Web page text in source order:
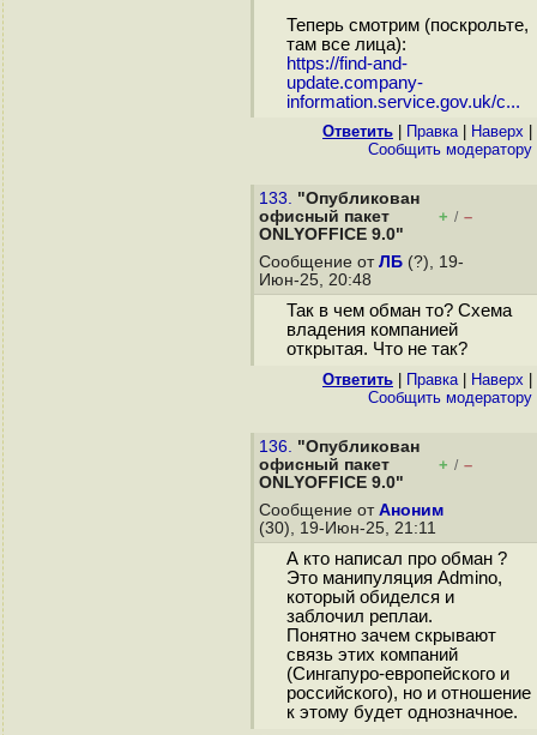
Теперь смотрим (поскрольте,
там все лица):
https://find-and-
update.company-
information.service.gov.uk/c...
Ответить Правка| Наверх
Cообщить модератору
133. "Опубликован
офисный пакет
ONLYOFFICE 9.0"
+ / –
Сообщение от ЛБ (?), 19-
Июн-25, 20:48
Так в чем обман то? Схема
владения компанией
открытая. Что не так?
Ответить Правка| Наверх
Cообщить модератору
136. "Опубликован
офисный пакет
ONLYOFFICE 9.0"
+ / –
Сообщение от Аноним
(30), 19-Июн-25, 21:11
А кто написал про обман ?
Это манипуляция Admino,
который обиделся и
заблочил реплаи.
Понятно зачем скрывают
связь этих компаний
(Сингапуро-европейского и
российского), но и отношение
к этому будет однозначное.